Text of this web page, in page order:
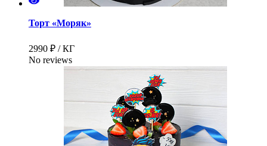
Торт «Моряк»
2990 ₽ / КГ
No reviews